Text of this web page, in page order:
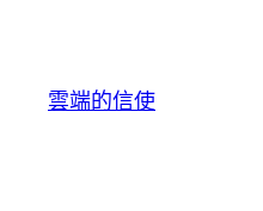
雲端的信使